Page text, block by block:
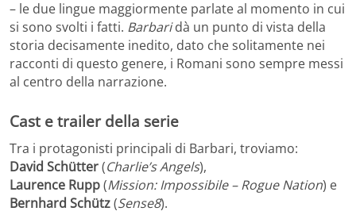
– le due lingue maggiormente parlate al momento in cui
si sono svolti i fatti. Barbaridà un punto di vista della
storia decisamente inedito, dato che solitamente nei
racconti di questo genere, i Romani sono sempre messi
al centro della narrazione.
Cast e trailer della serie
Tra i protagonisti principali di Barbari, troviamo:
David Schütter(Charlie’s Angels),
Laurence Rupp(Mission: Impossibile –RogueNation) e
Bernhard Schütz(Sense8).